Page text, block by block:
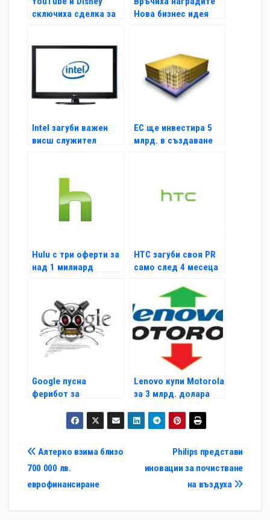
сключиха сделка за
Нова бизнес идея
Intel загуби важен
висш служител
ЕС ще инвестира 5
млрд. в създаване
Hulu с три оферти за
над 1 милиард
НТС загуби своя PR
само след 4 месеца
Google пусна
ферибот за
Lenovo купи Мotorola
за 3 млрд. долара
Навигация
Philips представи
иновации за почистване
на въздуха
Алтерко взима близо
700 000 лв.
еврофинансиране